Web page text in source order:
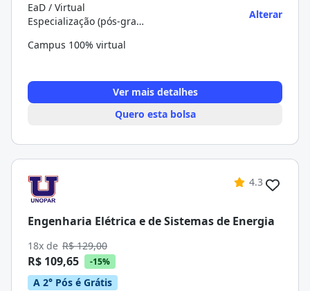
EaD / Virtual
Especialização (pós-graduação)
Alterar
Campus 100% virtual
Ver mais detalhes
Quero esta bolsa
4.3
Engenharia Elétrica e de Sistemas de Energia
18x de R$ 129,00
R$ 109,65 -15%
A 2° Pós é Grátis